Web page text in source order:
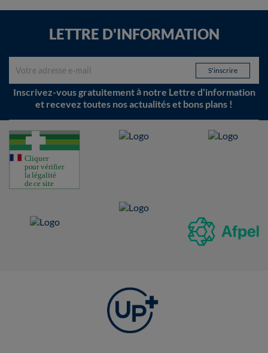
LETTRE D'INFORMATION
Inscrivez-vous gratuitement à notre Lettre d'information
et recevez toutes nos actualités et bons plans !